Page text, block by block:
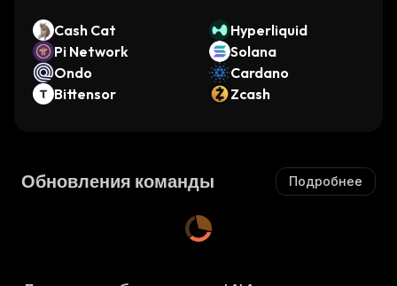
Cash Cat
Hyperliquid
Pi Network
Solana
Ondo
Cardano
Bittensor
Zcash
Обновления команды Подробнее